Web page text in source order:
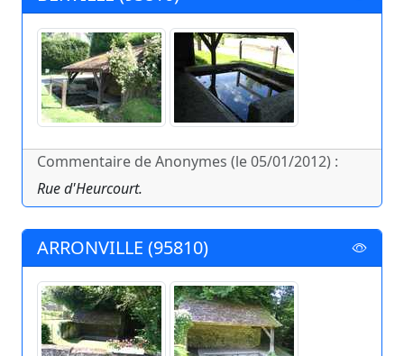
Commentaire de Anonymes (le 05/01/2012) :
Rue d'Heurcourt.
ARRONVILLE (95810)